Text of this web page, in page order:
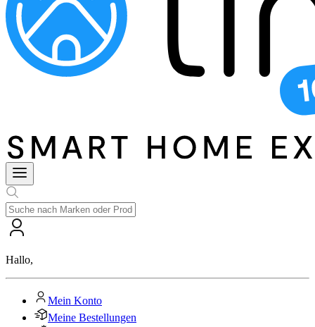
Hallo,
Mein Konto
Meine Bestellungen